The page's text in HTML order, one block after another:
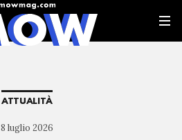
ATTUALITÀ
8 luglio 2026